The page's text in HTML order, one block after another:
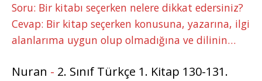
Soru: Bir kitabı seçerken nelere dikkat edersiniz?
Cevap: Bir kitap seçerken konusuna, yazarına, ilgi
alanlarıma uygun olup olmadığına ve dilinin…
Nuran - 2. Sınıf Türkçe 1. Kitap 130-131.